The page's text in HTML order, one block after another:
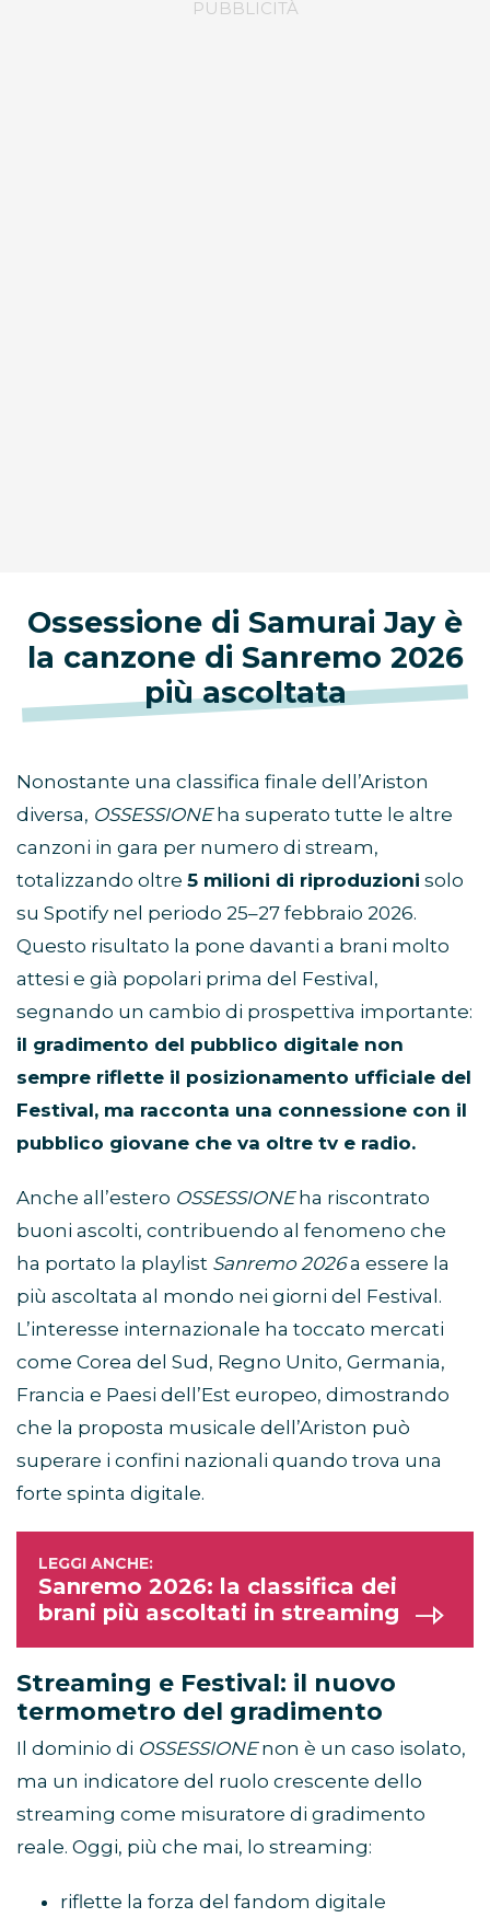
Ossessione di Samurai Jay è
la canzone di Sanremo 2026
più ascoltata
Nonostante una classifica finale dell’Ariston
diversa, OSSESSIONEha superato tutte le altre
canzoni in gara per numero di stream,
totalizzando oltre 5 milioni di riproduzioni solo
su Spotify nel periodo 25–27 febbraio 2026.
Questo risultato la pone davanti a brani molto
attesi e già popolari prima del Festival,
segnando un cambio di prospettiva importante:
il gradimento del pubblico digitale non
sempre riflette il posizionamento ufficiale del
Festival, ma racconta una connessione con il
pubblico giovane che va oltre tv e radio.
Anche all’estero OSSESSIONEha riscontrato
buoni ascolti, contribuendo al fenomeno che
ha portato la playlist Sanremo 2026a essere la
più ascoltata al mondo nei giorni del Festival.
L’interesse internazionale ha toccato mercati
come Corea del Sud, Regno Unito, Germania,
Francia e Paesi dell’Est europeo, dimostrando
che la proposta musicale dell’Ariston può
superare i confini nazionali quando trova una
forte spinta digitale.
Sanremo 2026: la classifica dei
brani più ascoltati in streaming
Streaming e Festival: il nuovo
termometro del gradimento
Il dominio di OSSESSIONEnon è un caso isolato,
ma un indicatore del ruolo crescente dello
streaming come misuratore di gradimento
reale. Oggi, più che mai, lo streaming:
riflette la forza del fandom digitale